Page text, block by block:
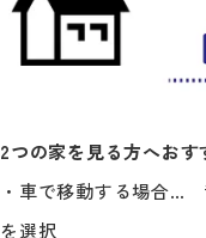
2つの家を見る方へお
・車で移動する場合…
を選択